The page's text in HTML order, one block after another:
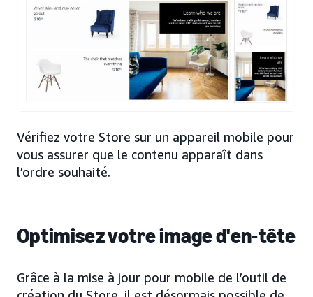
Vérifiez votre Store sur un appareil mobile pour
vous assurer que le contenu apparaît dans
l’ordre souhaité.
Optimisez votre image d'en-tête
Grâce à la mise à jour pour mobile de l’outil de